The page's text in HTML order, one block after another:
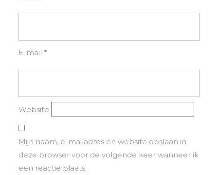
E-mail *
Website
Mijn naam, e-mailadres en website opslaan in
deze browser voor de volgende keer wanneer ik
een reactie plaats.